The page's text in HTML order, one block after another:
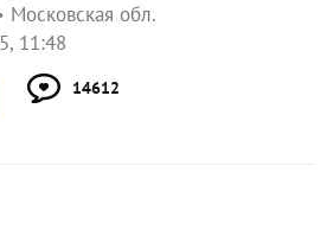
Московская обл.
11:48
14612